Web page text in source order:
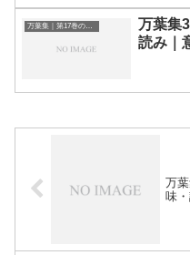
万葉集｜第17巻の和歌一覧
万葉集
読み｜
万
味